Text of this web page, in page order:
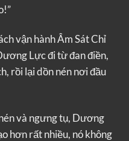
vận hành Âm Sát Chỉ
Lực đi từ đan điền,
rồi lại dồn nén nơi đầu
và ngưng tụ, Dương
hơn rất nhiều, nó không